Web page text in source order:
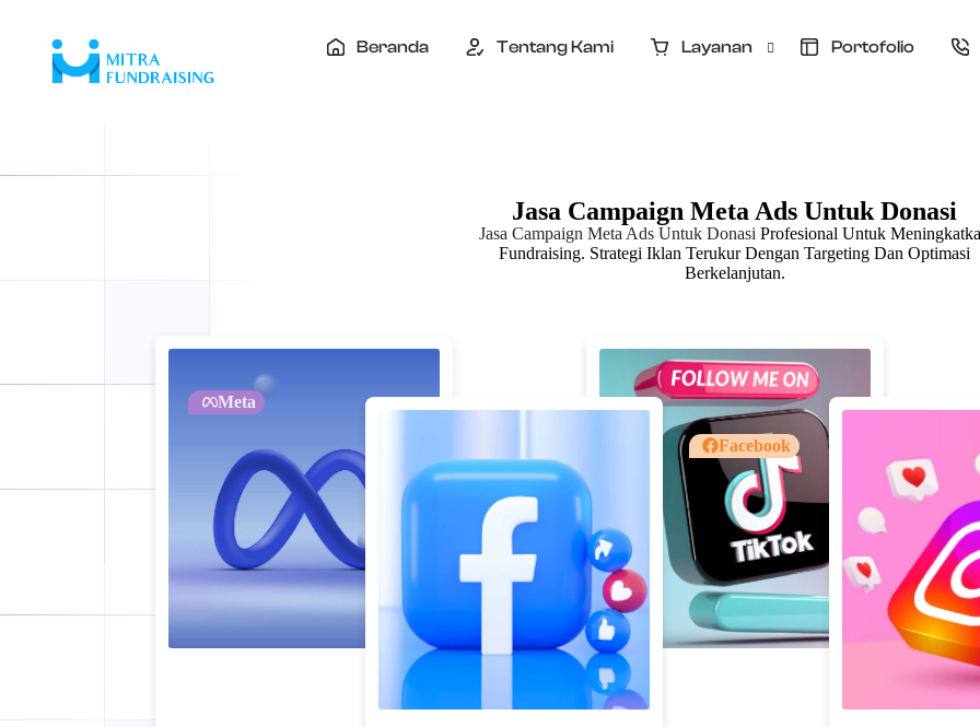
Beranda Tentang Kami Layanan
Pelatihan Meta Ads & Tiktok Ads
CS Donatur & CRM Donasi
Konsultasi Fundraising
Portofolio
Jasa Campaign Meta Ads Untuk Donasi
Jasa Campaign Meta Ads Untuk Donasi Profesional Untuk
Fundraising. Strategi Iklan Terukur Dengan Targeting Dan Optimasi
Berkelanjutan.
Meta
Facebook